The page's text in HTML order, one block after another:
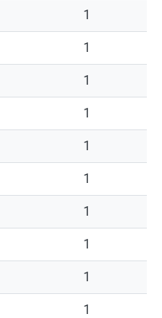
1
1
1
1
1
1
1
1
1
1